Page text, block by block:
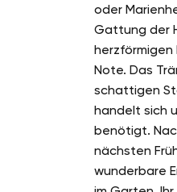
oder
Gattung der
herzförmigen
Note. Das
schattigen
handelt sich
benötigt.
nächsten
wunderbare